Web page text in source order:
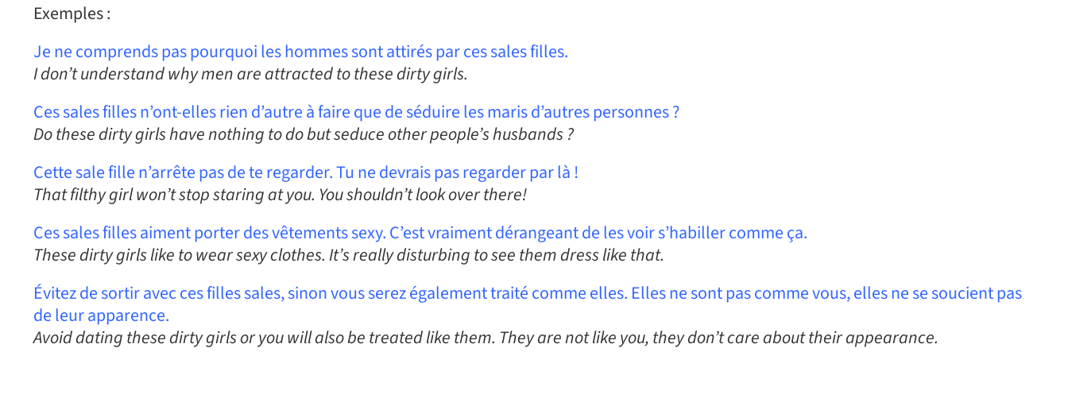
Exemples :
Je ne comprends pas pourquoi les hommes sont attirés par ces sales filles.
I don’t understand why men are attracted to these dirty girls.
Ces sales filles n’ont-elles rien d’autre à faire que de séduire les maris d’autres personnes ?
Do these dirty girls have nothing to do but seduce other people’s husbands ?
Cette sale fille n’arrête pas de te regarder. Tu ne devrais pas regarder par là !
That filthy girl won’t stop staring at you. You shouldn’t look over there!
Ces sales filles aiment porter des vêtements sexy. C’est vraiment dérangeant de les voir s’habiller comme ça.
These dirty girls like to wear sexy clothes. It’s really disturbing to see them dress like that.
Évitez de sortir avec ces filles sales, sinon vous serez également traité comme elles. Elles ne sont pas comme vous, elles ne se soucient pas
de leur apparence.
Avoid dating these dirty girls or you will also be treated like them. They are not like you, they don’t care about their appearance.